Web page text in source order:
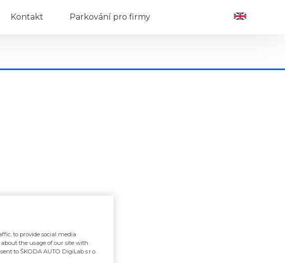
Kontakt Parkování pro firmy
to provide social media
the usage of our site with
to ŠKODA AUTO DigiLab s.r.o.